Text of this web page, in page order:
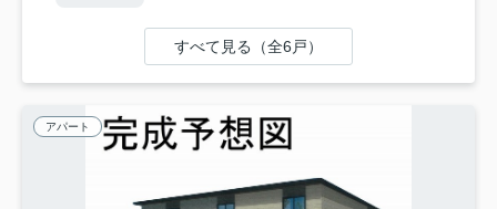
すべて見る（全6戸）
アパート